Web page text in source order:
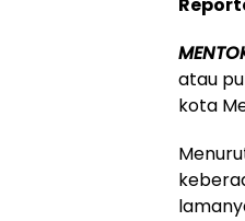
atau
kota